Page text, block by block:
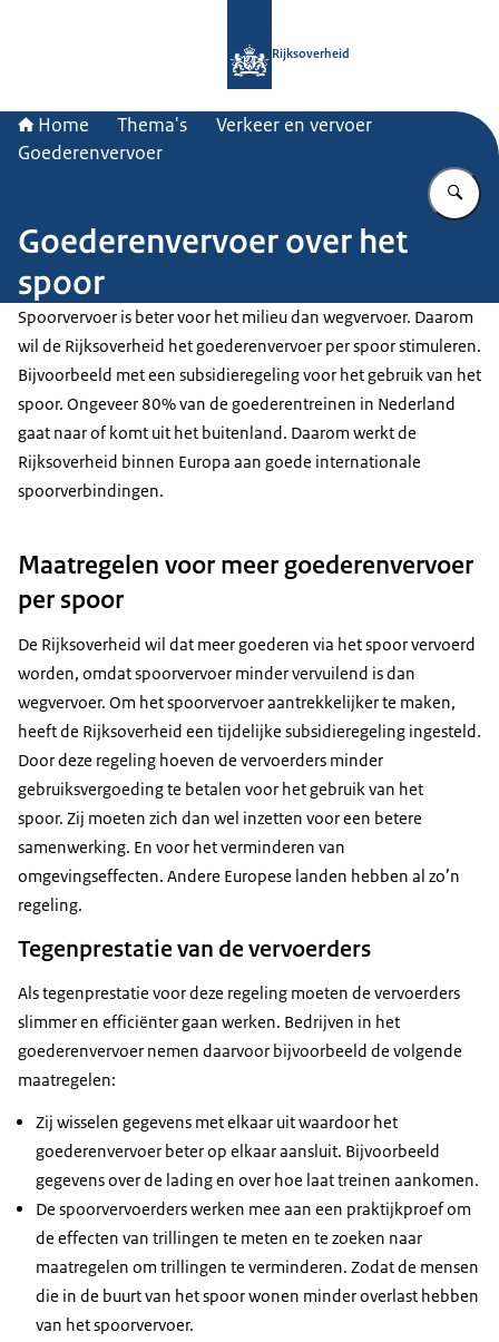
Rijksoverheid
Home Thema's
Verkeer en vervoer
Goederenvervoer
Goederenvervoer over het
spoor
Spoorvervoer is beter voor het milieu dan wegvervoer. Daarom
wil de Rijksoverheid het goederenvervoer per spoor stimuleren.
Bijvoorbeeld met een subsidieregeling voor het gebruik van het
spoor. Ongeveer 80% van de goederentreinen in Nederland
gaat naar of komt uit het buitenland. Daarom werkt de
Rijksoverheid binnen Europa aan goede internationale
spoorverbindingen.
Maatregelen voor meer goederenvervoer
per spoor
De Rijksoverheid wil dat meer goederen via het spoor vervoerd
worden, omdat spoorvervoer minder vervuilend is dan
wegvervoer. Om het spoorvervoer aantrekkelijker te maken,
heeft de Rijksoverheid een tijdelijke subsidieregeling ingesteld.
Door deze regeling hoeven de vervoerders minder
gebruiksvergoeding te betalen voor het gebruik van het
spoor. Zij moeten zich dan wel inzetten voor een betere
samenwerking. En voor het verminderen van
omgevingseffecten. Andere Europese landen hebben al zo’n
regeling.
Tegenprestatie van de vervoerders
Als tegenprestatie voor deze regeling moeten de vervoerders
slimmer en efficiënter gaan werken. Bedrijven in het
goederenvervoer nemen daarvoor bijvoorbeeld de volgende
maatregelen:
Zij wisselen gegevens met elkaar uit waardoor het
goederenvervoer beter op elkaar aansluit. Bijvoorbeeld
gegevens over de lading en over hoe laat treinen aankomen.
De spoorvervoerders werken mee aan een praktijkproef om
de effecten van trillingen te meten en te zoeken naar
maatregelen om trillingen te verminderen. Zodat de mensen
die in de buurt van het spoor wonen minder overlast hebben
van het spoorvervoer.